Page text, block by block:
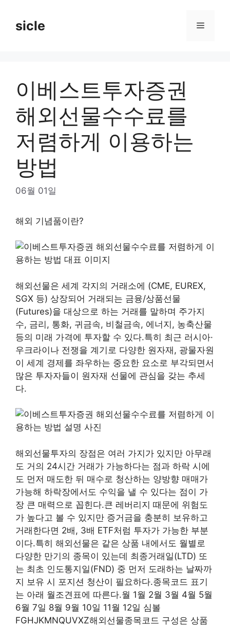
contentsicle Menu
이베스트투자증권
해외선물수수료를
저렴하게 이용하는
방법
06월 01일
해외 기념품이란?
해외선물은 세계 각지의 거래소에 (CME, EUREX,
SGX 등) 상장되어 거래되는 금융/상품선물
(Futures)을 대상으로 하는 거래를 말하며 주가지
수, 금리, 통화, 귀금속, 비철금속, 에너지, 농축산물
등의 미래 가격에 투자할 수 있다.특히 최근 러시아·
우크라이나 전쟁을 계기로 다양한 원자재, 광물자원
이 세계 경제를 좌우하는 중요한 요소로 부각되면서
많은 투자자들이 원자재 선물에 관심을 갖는 추세
다.
해외선물투자의 장점은 여러 가지가 있지만 아무래
도 거의 24시간 거래가 가능하다는 점과 하락 시에
도 먼저 매도한 뒤 매수로 청산하는 양방향 매매가
가능해 하락장에서도 수익을 낼 수 있다는 점이 가
장 큰 매력으로 꼽힌다.큰 레버리지 때문에 위험도
가 높다고 볼 수 있지만 증거금을 충분히 보유하고
거래한다면 2배, 3배 ETF처럼 투자가 가능한 부분
이다.특히 해외선물은 같은 상품 내에서도 월별로
다양한 만기의 종목이 있는데 최종거래일(LTD) 또
는 최초 인도통지일(FND) 중 먼저 도래하는 날짜까
지 보유 시 포지션 청산이 필요하다.종목코드 표기
는 아래 월조견표에 따른다.월 1월 2월 3월 4월 5월
6월 7일 8월 9월 10일 11월 12일 심볼
FGHJKMNQUVXZ해외선물종목코드 구성은 상품